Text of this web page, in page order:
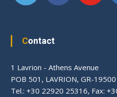
Contact
1 Lavrion - Athens Avenue
PΟΒ 501, LAVRION, GR-19500
Tel.: +30 22920 25316, Fax: